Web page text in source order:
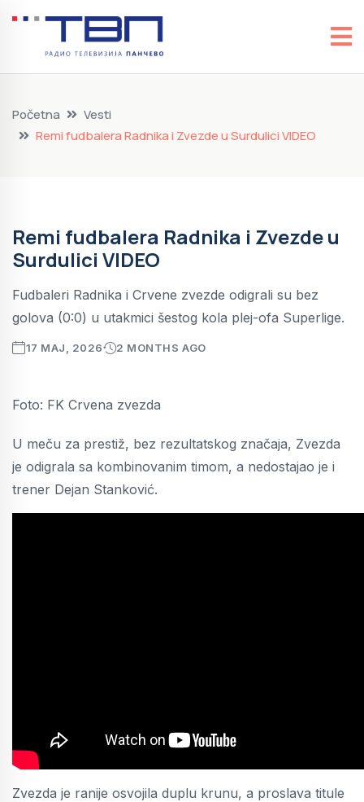
Početna
Vesti
Remi fudbalera Radnika i Zvezde u Surdulici VIDEO
Remi fudbalera Radnika i Zvezde u
Surdulici VIDEO
Fudbaleri Radnika i Crvene zvezde odigrali su bez
golova (0:0) u utakmici šestog kola plej-ofa Superlige.
17 MAJ, 2026 2 MONTHS AGO
Foto: FK Crvena zvezda
U meču za prestiž, bez rezultatskog značaja, Zvezda
je odigrala sa kombinovanim timom, a nedostajao je i
trener Dejan Stanković.
Zvezda je ranije osvojila duplu krunu, a proslava titule